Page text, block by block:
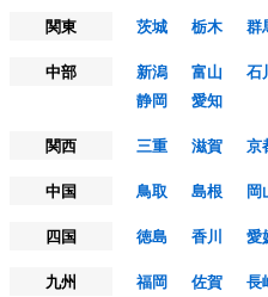
関東
茨城 栃木 群
中部
新潟 富山 石
静岡
愛知
関西
三重 滋賀 京
中国
鳥取 島根 岡
四国
徳島 香川 愛
九州
福岡 佐賀 長